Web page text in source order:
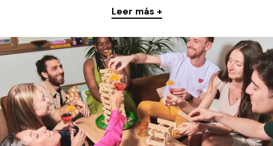
Leer más +